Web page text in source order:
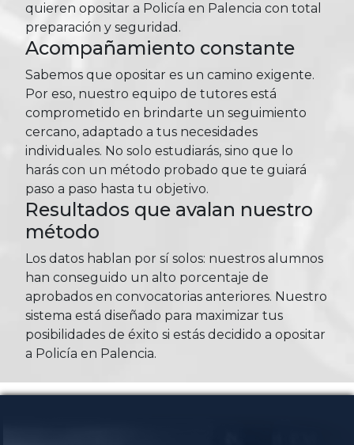
quieren opositar a Policía en Palencia con total
preparación y seguridad.
Acompañamiento constante
Sabemos que opositar es un camino exigente.
Por eso, nuestro equipo de tutores está
comprometido en brindarte un seguimiento
cercano, adaptado a tus necesidades
individuales. No solo estudiarás, sino que lo
harás con un método probado que te guiará
paso a paso hasta tu objetivo.
Resultados que avalan nuestro
método
Los datos hablan por sí solos: nuestros alumnos
han conseguido un alto porcentaje de
aprobados en convocatorias anteriores. Nuestro
sistema está diseñado para maximizar tus
posibilidades de éxito si estás decidido a opositar
a Policía en Palencia.